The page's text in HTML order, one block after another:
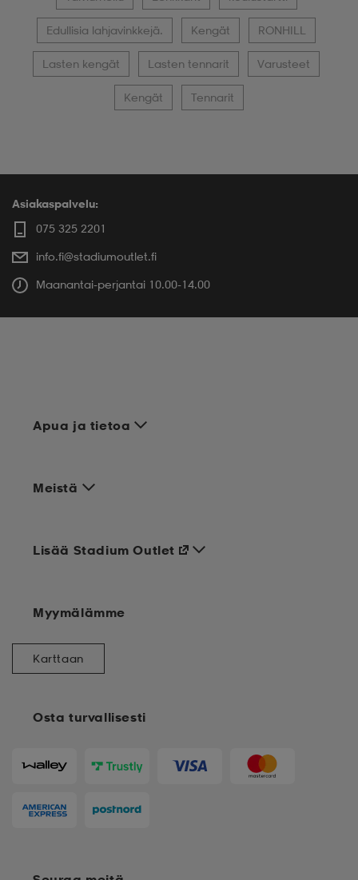
Edullisia lahjavinkkejä. Kengät RONHILL
Lasten kengät Lasten tennarit Varusteet
Kengät Tennarit
Asiakaspalvelu:
075 325 2201
info.fi@stadiumoutlet.fi
Maanantai-perjantai 10.00-14.00
Apua ja tietoa
Meistä
Osta turvallisesti
Lisää Stadium Outlet
Myymälämme
Karttaan